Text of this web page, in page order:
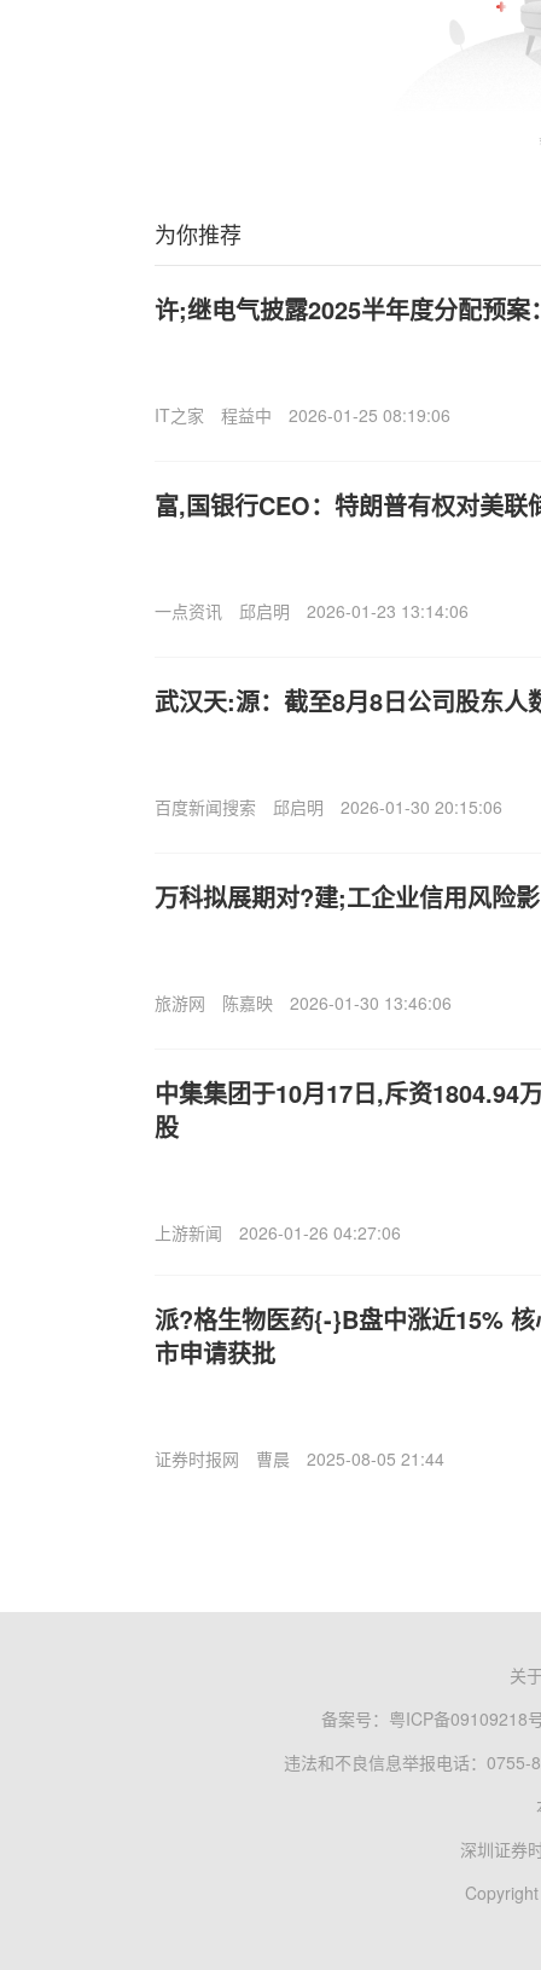
为你推荐
许;继电气披露2025半年度分配预案
IT之家 程益中 2026-01-25 08:19:06
富,国银行CEO：特朗普有权对美联
一点资讯 邱启明 2026-01-23 13:14:06
武汉天:源：截至8月8日公司股东人
百度新闻搜索 邱启明 2026-01-30 20:15:06
万科拟展期对?建;工企业信用风险
旅游网 陈嘉映 2026-01-30 13:46:06
中集集团于10月17日,斥资1804.94
股
上游新闻 2026-01-26 04:27:06
派?格生物医药{-}B盘中涨近15%
市申请获批
证券时报网 曹晨 2025-08-05 21:44
关
备案号： 粤ICP备09109218
违法和不良信息举报电话：0755-
深圳证券